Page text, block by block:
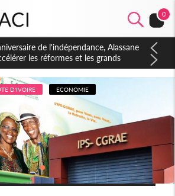
0
Amadou Oury Bah admire le modèle
pour accélérer le développement
D'IVOIRE ECONOMIE